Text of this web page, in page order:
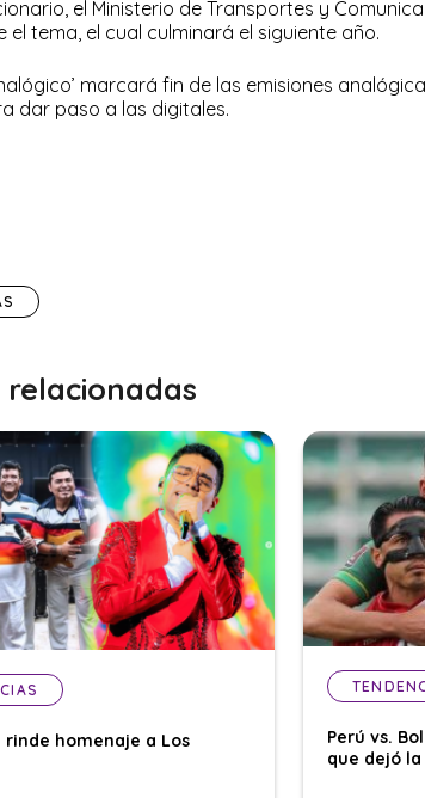
el Ministerio de Transportes y
el tema, el cual culminará el siguiente año.
marcará fin de las emisiones
dar paso a las digitales.
relacionadas
rinde homenaje a Los
Perú vs.
que dejó